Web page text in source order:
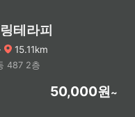
테라피
· 15.11km
487 2층
50,000원~